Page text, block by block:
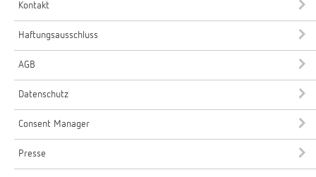
Kontakt
Haftungsausschluss
AGB
Datenschutz
Consent Manager
Presse